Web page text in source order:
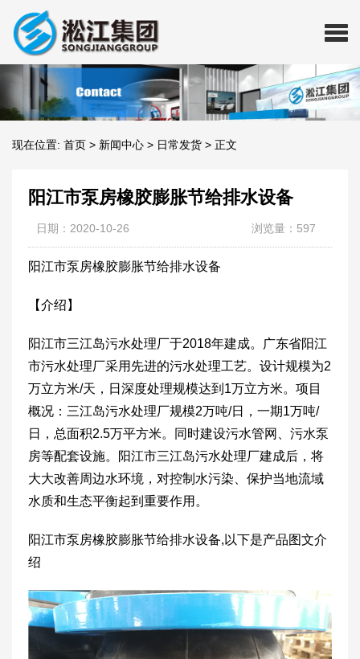
现在位置: 首页 > 新闻中心 > 日常发货 > 正文
阳江市泵房橡胶膨胀节给排水设备
日期：2020-10-26 浏览量：597
阳江市泵房橡胶膨胀节给排水设备
【介绍】
阳江市三江岛污水处理厂于2018年建成。广东省阳江
市污水处理厂采用先进的污水处理工艺。设计规模为2
万立方米/天，日深度处理规模达到1万立方米。项目
概况：三江岛污水处理厂规模2万吨/日，一期1万吨/
日，总面积2.5万平方米。同时建设污水管网、污水泵
房等配套设施。阳江市三江岛污水处理厂建成后，将
大大改善周边水环境，对控制水污染、保护当地流域
水质和生态平衡起到重要作用。
阳江市泵房橡胶膨胀节给排水设备,以下是产品图文介
绍